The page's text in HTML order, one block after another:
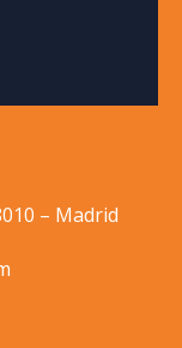
– Madrid